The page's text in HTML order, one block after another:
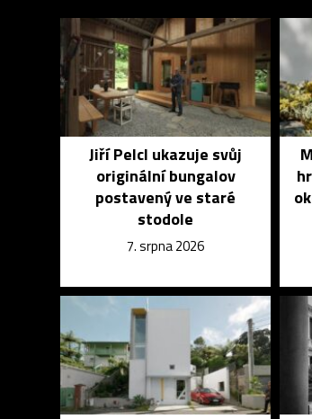
Jiří Pelcl ukazuje svůj
originální bungalov
postavený ve staré
stodole
7. srpna 2026